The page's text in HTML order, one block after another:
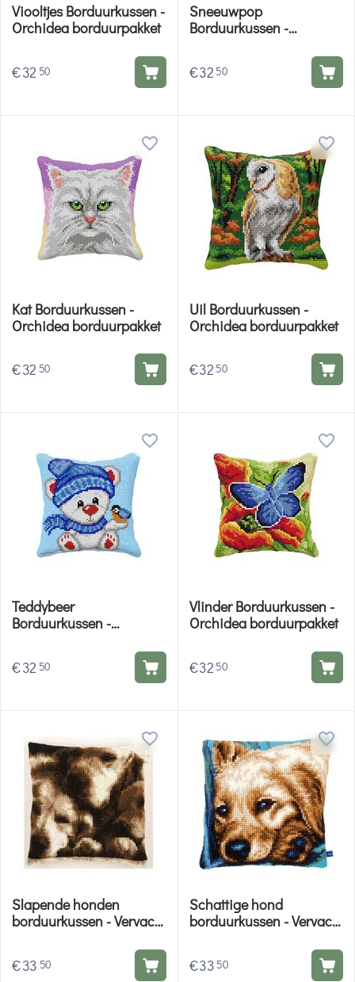
Viooltjes Borduurkussen -
Orchidea borduurpakket
€32 50
Sneeuwpop
Borduurkussen -
€32 50
Kat Borduurkussen -
Orchidea borduurpakket
€32 50
Uil Borduurkussen -
Orchidea borduurpakket
€32 50
Teddybeer
Borduurkussen -
€32 50
Vlinder Borduurkussen -
Orchidea borduurpakket
€32 50
Slapende honden
borduurkussen - Vervaco
€33 50
Schattige hond
borduurkussen - Vervaco
€33 50